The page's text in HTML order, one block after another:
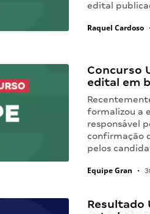
edital
Raquel Cardoso
Concurso
edital em
formalizou a
responsável
confirmação
pelos
Equipe Gran •
Resultado